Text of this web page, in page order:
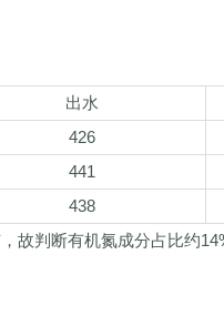
出水
426
441
438
故判断有机氮成分占比约